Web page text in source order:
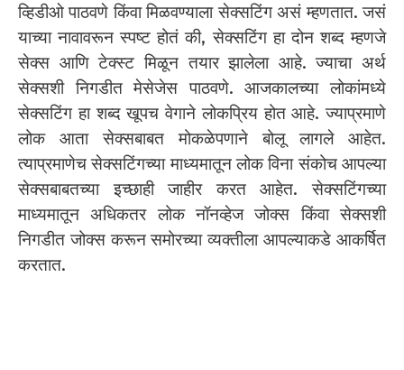
व्हिडीओ पाठवणे किंवा मिळवण्याला सेक्सटिंग असं म्हणतात. जसं
याच्या नावावरून स्पष्ट होतं की, सेक्सटिंग हा दोन शब्द म्हणजे
सेक्स आणि टेक्स्ट मिळून तयार झालेला आहे. ज्याचा अर्थ
सेक्सशी निगडीत मेसेजेस पाठवणे. आजकालच्या लोकांमध्ये
सेक्सटिंग हा शब्द खूपच वेगाने लोकप्रिय होत आहे. ज्याप्रमाणे
लोक आता सेक्सबाबत मोकळेपणाने बोलू लागले आहेत.
त्याप्रमाणेच सेक्सटिंगच्या माध्यमातून लोक विना संकोच आपल्या
सेक्सबाबतच्या इच्छाही जाहीर करत आहेत. सेक्सटिंगच्या
माध्यमातून अधिकतर लोक नॉनव्हेज जोक्स किंवा सेक्सशी
निगडीत जोक्स करून समोरच्या व्यक्तीला आपल्याकडे आकर्षित
करतात.